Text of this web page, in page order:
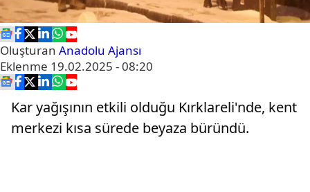
Oluşturan Anadolu Ajansı
Eklenme 19.02.2025 - 08:20
Kar yağışının etkili olduğu Kırklareli'nde, kent
merkezi kısa sürede beyaza büründü.